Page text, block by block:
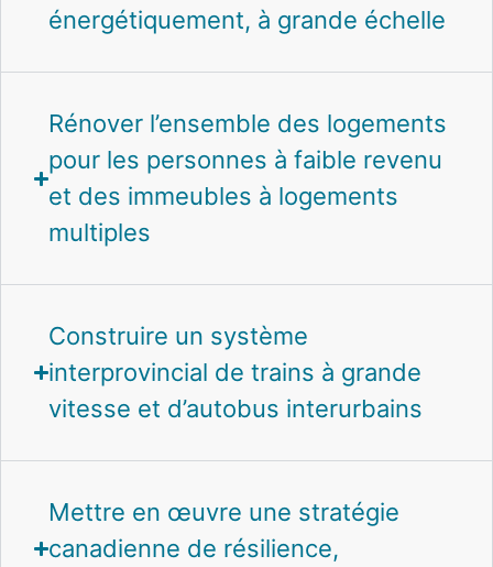
énergétiquement, à grande échelle
Rénover l’ensemble des logements
pour les personnes à faible revenu
et des immeubles à logements
multiples
Construire un système
interprovincial de trains à grande
vitesse et d’autobus interurbains
Mettre en œuvre une stratégie
canadienne de résilience,